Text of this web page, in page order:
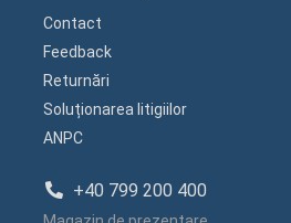
Contact
Feedback
Returnări
Soluționarea litigiilor
ANPC
+40 799 200 400